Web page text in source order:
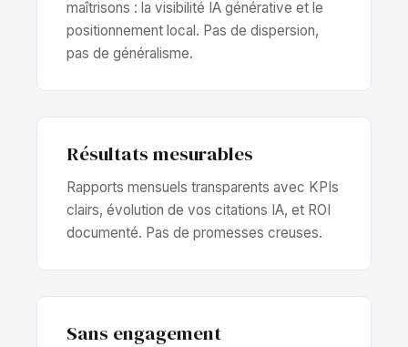
maîtrisons : la visibilité IA générative et le
positionnement local. Pas de dispersion,
pas de généralisme.
Résultats mesurables
Rapports mensuels transparents avec KPIs
clairs, évolution de vos citations IA, et ROI
documenté. Pas de promesses creuses.
Sans engagement